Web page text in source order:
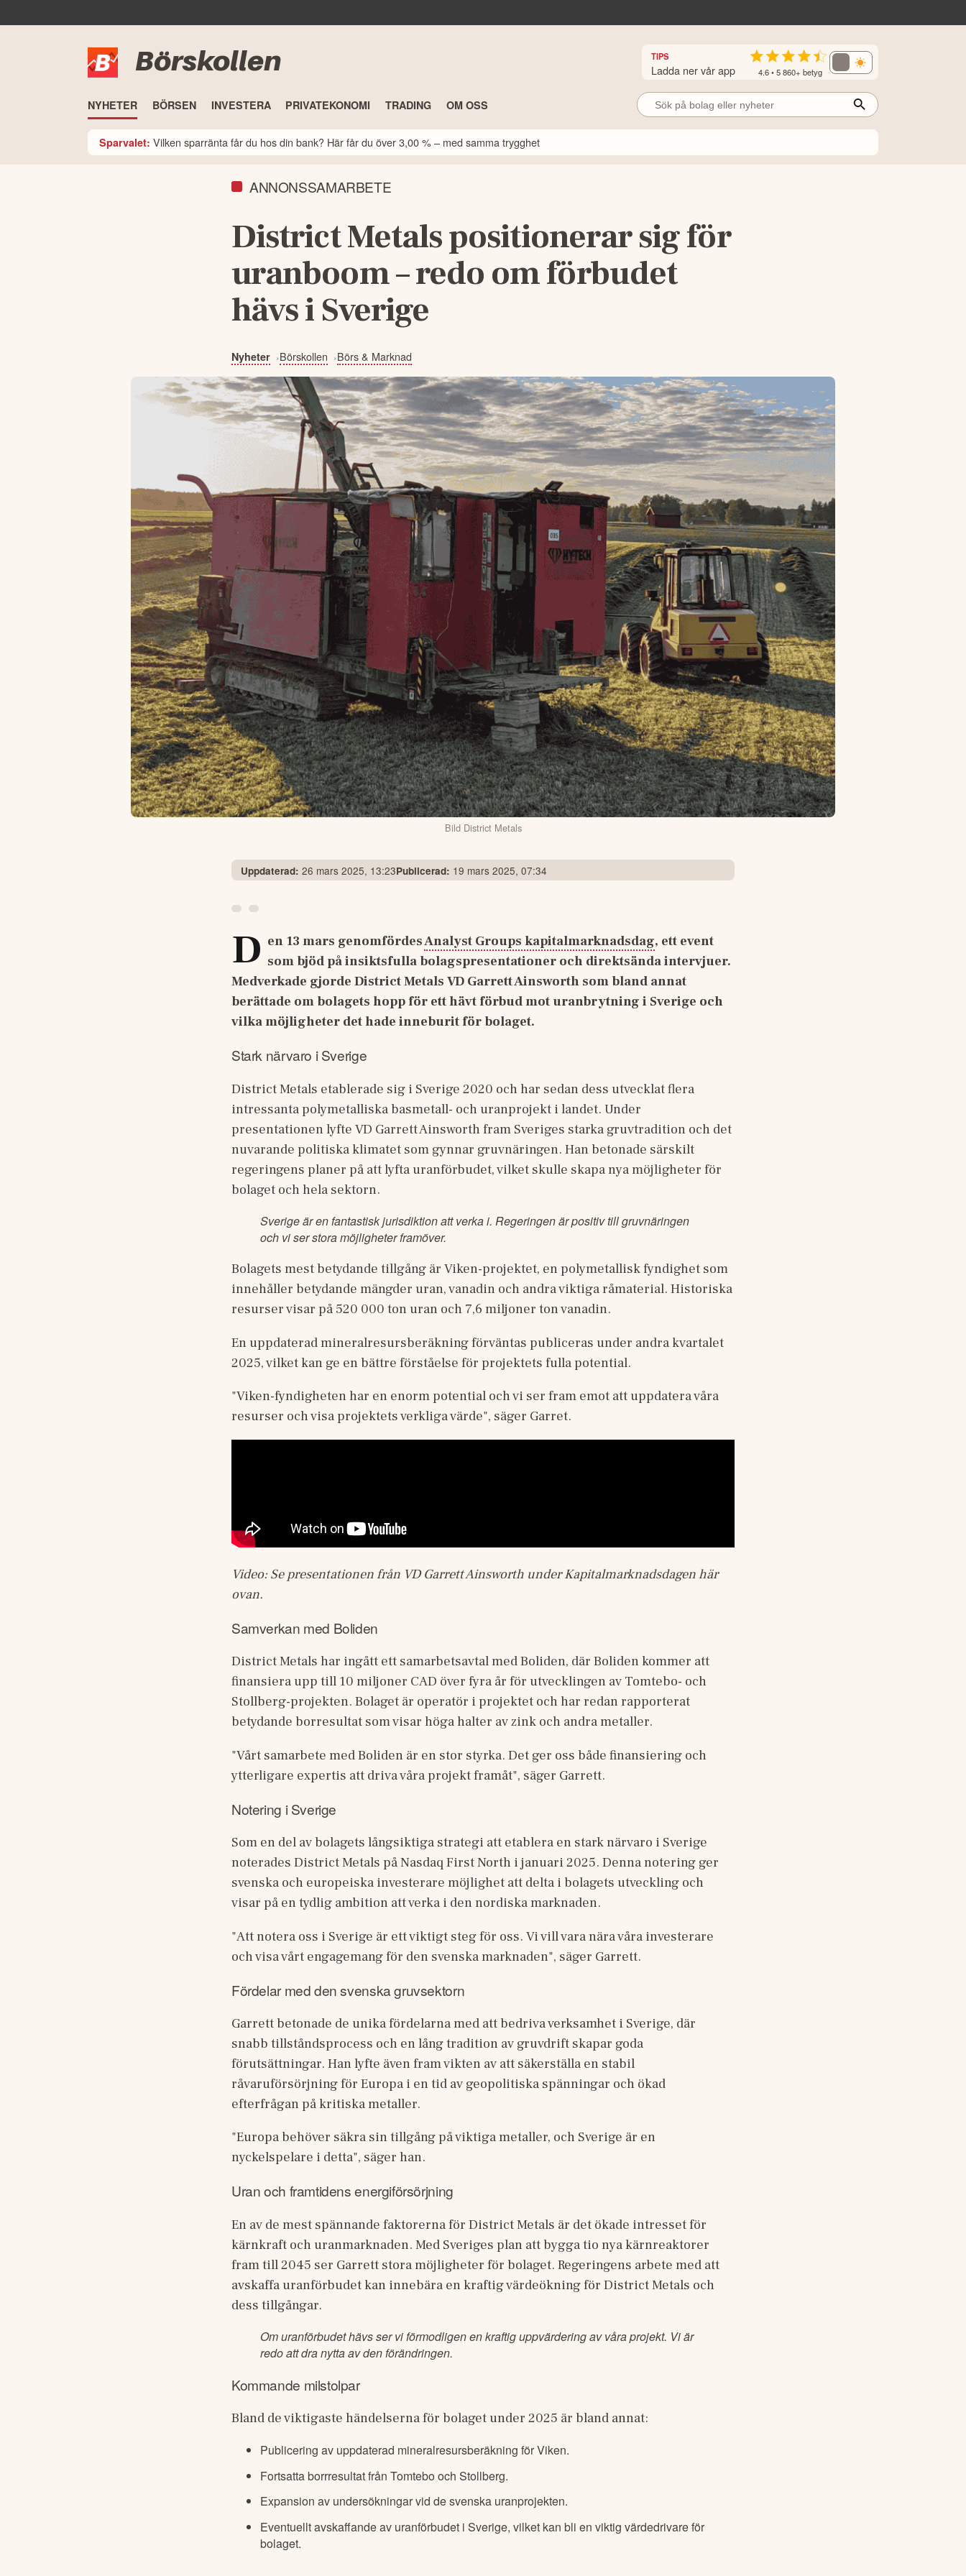
Börskollen TIPS
Ladda ner vår app 4.6 • 5 860+ betyg
NYHETER BÖRSEN INVESTERA PRIVATEKONOMI TRADING OM OSS
Sparvalet: Vilken sparränta får du hos din bank? Här får du över 3,00 % – med samma trygghet
ANNONSSAMARBETE
District Metals positionerar sig för
uranboom – redo om förbudet
hävs i Sverige
Nyheter Börskollen Börs & Marknad
Bild District Metals
Uppdaterad: 26 mars 2025, 13:23Publicerad: 19 mars 2025, 07:34
D en 13 mars genomfördes Analyst Groups kapitalmarknadsdag, ett event
som bjöd på insiktsfulla bolagspresentationer och direktsända intervjuer.
Medverkade gjorde District Metals VD Garrett Ainsworth som bland annat
berättade om bolagets hopp för ett hävt förbud mot uranbrytning i Sverige och
vilka möjligheter det hade inneburit för bolaget.
Stark närvaro i Sverige
District Metals etablerade sig i Sverige 2020 och har sedan dess utvecklat flera
intressanta polymetalliska basmetall- och uranprojekt i landet. Under
presentationen lyfte VD Garrett Ainsworth fram Sveriges starka gruvtradition och det
nuvarande politiska klimatet som gynnar gruvnäringen. Han betonade särskilt
regeringens planer på att lyfta uranförbudet, vilket skulle skapa nya möjligheter för
bolaget och hela sektorn.
Sverige är en fantastisk jurisdiktion att verka i. Regeringen är positiv till gruvnäringen
och vi ser stora möjligheter framöver.
Bolagets mest betydande tillgång är Viken-projektet, en polymetallisk fyndighet som
innehåller betydande mängder uran, vanadin och andra viktiga råmaterial. Historiska
resurser visar på 520 000 ton uran och 7,6 miljoner ton vanadin.
En uppdaterad mineralresursberäkning förväntas publiceras under andra kvartalet
2025, vilket kan ge en bättre förståelse för projektets fulla potential.
"Viken-fyndigheten har en enorm potential och vi ser fram emot att uppdatera våra
resurser och visa projektets verkliga värde", säger Garret.
Video: Se presentationen från VD Garrett Ainsworth under Kapitalmarknadsdagen här
ovan.
Samverkan med Boliden
District Metals har ingått ett samarbetsavtal med Boliden, där Boliden kommer att
finansiera upp till 10 miljoner CAD över fyra år för utvecklingen av Tomtebo- och
Stollberg-projekten. Bolaget är operatör i projektet och har redan rapporterat
betydande borresultat som visar höga halter av zink och andra metaller.
"Vårt samarbete med Boliden är en stor styrka. Det ger oss både finansiering och
ytterligare expertis att driva våra projekt framåt", säger Garrett.
Notering i Sverige
Som en del av bolagets långsiktiga strategi att etablera en stark närvaro i Sverige
noterades District Metals på Nasdaq First North i januari 2025. Denna notering ger
svenska och europeiska investerare möjlighet att delta i bolagets utveckling och
visar på en tydlig ambition att verka i den nordiska marknaden.
"Att notera oss i Sverige är ett viktigt steg för oss. Vi vill vara nära våra investerare
och visa vårt engagemang för den svenska marknaden", säger Garrett.
Fördelar med den svenska gruvsektorn
Garrett betonade de unika fördelarna med att bedriva verksamhet i Sverige, där
snabb tillståndsprocess och en lång tradition av gruvdrift skapar goda
förutsättningar. Han lyfte även fram vikten av att säkerställa en stabil
råvaruförsörjning för Europa i en tid av geopolitiska spänningar och ökad
efterfrågan på kritiska metaller.
"Europa behöver säkra sin tillgång på viktiga metaller, och Sverige är en
nyckelspelare i detta", säger han.
Uran och framtidens energiförsörjning
En av de mest spännande faktorerna för District Metals är det ökade intresset för
kärnkraft och uranmarknaden. Med Sveriges plan att bygga tio nya kärnreaktorer
fram till 2045 ser Garrett stora möjligheter för bolaget. Regeringens arbete med att
avskaffa uranförbudet kan innebära en kraftig värdeökning för District Metals och
dess tillgångar.
Om uranförbudet hävs ser vi förmodligen en kraftig uppvärdering av våra projekt. Vi är
redo att dra nytta av den förändringen.
Kommande milstolpar
Bland de viktigaste händelserna för bolaget under 2025 är bland annat:
Publicering av uppdaterad mineralresursberäkning för Viken.
Fortsatta borrresultat från Tomtebo och Stollberg.
Expansion av undersökningar vid de svenska uranprojekten.
Eventuellt avskaffande av uranförbudet i Sverige, vilket kan bli en viktig värdedrivare för
bolaget.